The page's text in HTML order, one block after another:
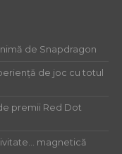
de Snapdragon
de joc cu totul
premii Red Dot
magnetică